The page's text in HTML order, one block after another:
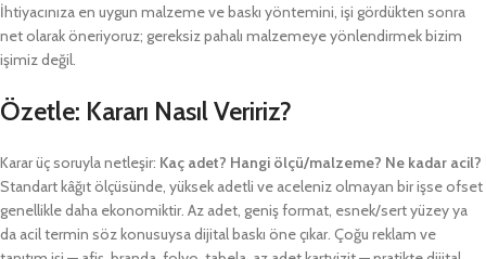
İhtiyacınıza en uygun malzeme ve baskı yöntemini, işi gördükten sonra
net olarak öneriyoruz; gereksiz pahalı malzemeye yönlendirmek bizim
işimiz değil.
Özetle: Kararı Nasıl Veririz?
Karar üç soruyla netleşir: Kaç adet? Hangi ölçü/malzeme? Ne kadar acil?
Standart kâğıt ölçüsünde, yüksek adetli ve aceleniz olmayan bir işse ofset
genellikle daha ekonomiktir. Az adet, geniş format, esnek/sert yüzey ya
da acil termin söz konusuysa dijital baskı öne çıkar. Çoğu reklam ve